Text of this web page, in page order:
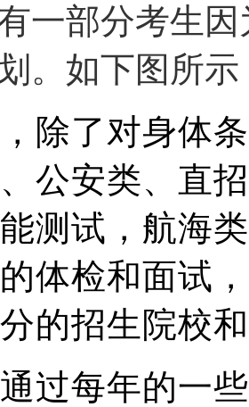
一部分考生
。如下图所示
除了对身体
公安类、直
测试，航海
体检和面试
的招生院校
过每年的一